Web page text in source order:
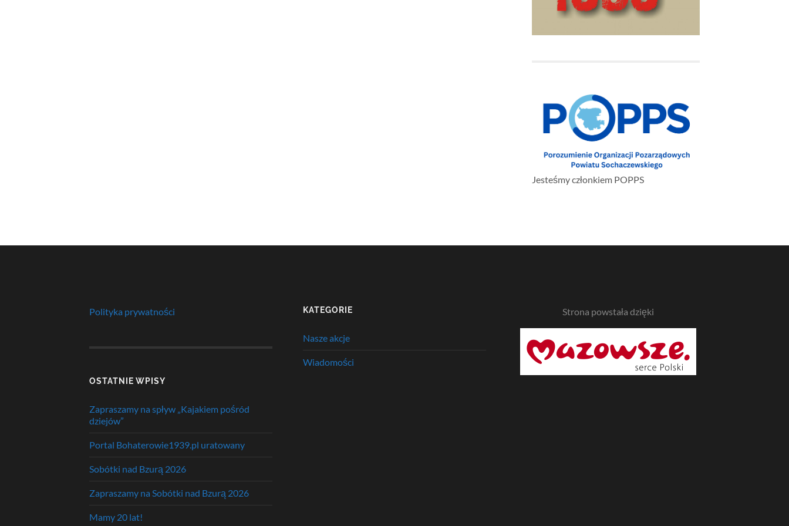
Jesteśmy członkiem POPPS
Polityka prywatności
OSTATNIE WPISY
Zapraszamy na spływ „Kajakiem pośród
dziejów”
Portal Bohaterowie1939.pl uratowany
Sobótki nad Bzurą 2026
Zapraszamy na Sobótki nad Bzurą 2026
Mamy 20 lat!
KATEGORIE
Nasze akcje
Wiadomości
Strona powstała dzięki